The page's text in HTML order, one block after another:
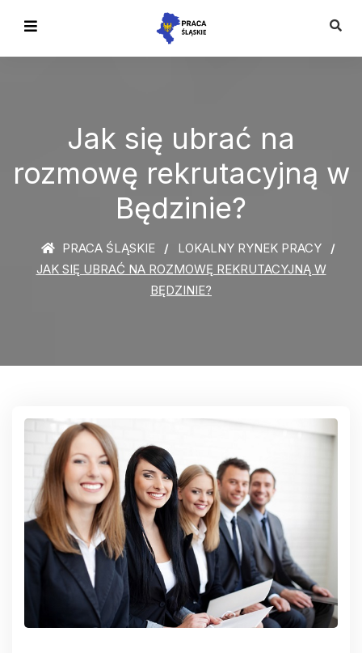
Jak się ubrać na
rozmowę rekrutacyjną w
Będzinie?
PRACA ŚLĄSKIE
LOKALNY RYNEK PRACY
JAK SIĘ UBRAĆ NA ROZMOWĘ REKRUTACYJNĄ W
BĘDZINIE?